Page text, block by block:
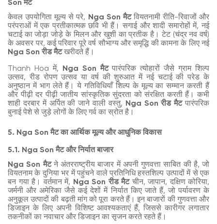
Son मैट
केवल उपयोगिता मूल्य से परे, Nga Son मैटवियतनामी रीति-रिवाजों और
परंपराओं में एक प्रतीकात्मक छवि भी हैं। सगाई और शादी समारोहों में, नई
चटाई का जोड़ा जोड़े के मिलन और खुशी का प्रतीक है। टेट (चंद्र नव वर्ष)
के अवसर पर, कई परिवार पूरे वर्ष सौभाग्य और समृद्धि की कामना के लिए नई
Nga Son रीड मैटखरीदते हैं।
Thanh Hoa में,
Nga Son मैटपारंपरिक त्योहारों जैसे ग्राम शिल्प
उत्सव, रीड रोपण उत्सव या वर्ष की शुरुआत में नई चटाई की परेड के
अनुष्ठान में भाग लेते हैं। ये गतिविधियाँ शिल्प के मूल्य का सम्मान करती हैं
और पीढ़ी दर पीढ़ी जातीय सांस्कृतिक सुंदरता को संरक्षित करती हैं। कभी
शाही दरबार में अर्पित की जाने वाली वस्तु, Nga Son रीड मैटपारंपरिक
बुनाई पेशे से जुड़े लोगों के लिए गर्व का स्रोत है।
5. Nga Son मैट का आर्थिक मूल्य और आधुनिक विकास
5.1. Nga Son मैट और निर्यात बाजार
Nga Son मैटने अंतरराष्ट्रीय बाजार में अपनी गुणवत्ता साबित की है, जो
वियतनाम के दुनिया भर में पहुंचने वाले प्रतिनिधि हस्तशिल्प उत्पादों में से एक
बन गया है। वर्तमान में, Nga Son रीड मैटचीन, जापान, दक्षिण कोरिया,
जर्मनी और अमेरिका जैसे कई देशों में निर्यात किए जाते हैं, जो पर्यावरण के
अनुकूल उत्पादों की बढ़ती मांग को पूरा करते हैं। इन बाजारों की गुणवत्ता और
डिजाइन के लिए अपनी विशिष्ट आवश्यकताएं हैं, जिससे कारीगर लगातार
तकनीकों का नवाचार और डिजाइन का सृजन करते रहते हैं।